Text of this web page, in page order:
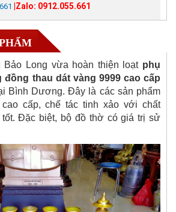
|Zalo: 0912.055.661
Long vừa hoàn thiện loạt phụ
đồng thau dát vàng 9999 cao cấp
Bình Dương. Đây là các sản phẩm
cấp, chế tác tinh xảo với chất
tốt. Đặc biệt, bộ đồ thờ có giá trị sử